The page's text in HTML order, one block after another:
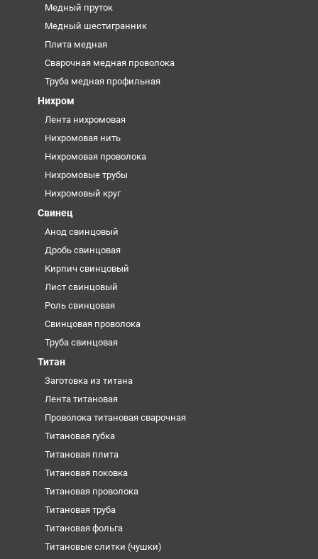
Медный пруток
Медный шестигранник
Плита медная
Сварочная медная проволока
Труба медная профильная
Нихром
Лента нихромовая
Нихромовая нить
Нихромовая проволока
Нихромовые трубы
Нихромовый круг
Свинец
Анод свинцовый
Дробь свинцовая
Кирпич свинцовый
Лист свинцовый
Роль свинцовая
Свинцовая проволока
Труба свинцовая
Титан
Заготовка из титана
Лента титановая
Проволока титановая сварочная
Титановая губка
Титановая плита
Титановая поковка
Титановая проволока
Титановая труба
Титановая фольга
Титановые слитки (чушки)